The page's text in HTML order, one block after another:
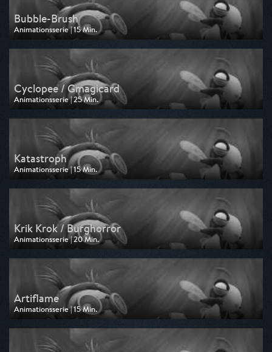
Bubble-Brush
Animationsserie | 15 Min.
Ausgestrahlt von Disney Channel
am 15.05.2026, 14:35
Cyclopee / Gmagicard
Animationsserie | 25 Min.
Ausgestrahlt von Disney Channel
am 15.05.2026, 14:10
Katastroph
Animationsserie | 15 Min.
Ausgestrahlt von Disney Channel
am 13.05.2026, 14:35
Krik Krok / Burghorror
Animationsserie | 20 Min.
Ausgestrahlt von Disney Channel
am 13.05.2026, 14:15
Artiflame
Animationsserie | 15 Min.
Ausgestrahlt von Disney Channel
am 12.05.2026, 14:35